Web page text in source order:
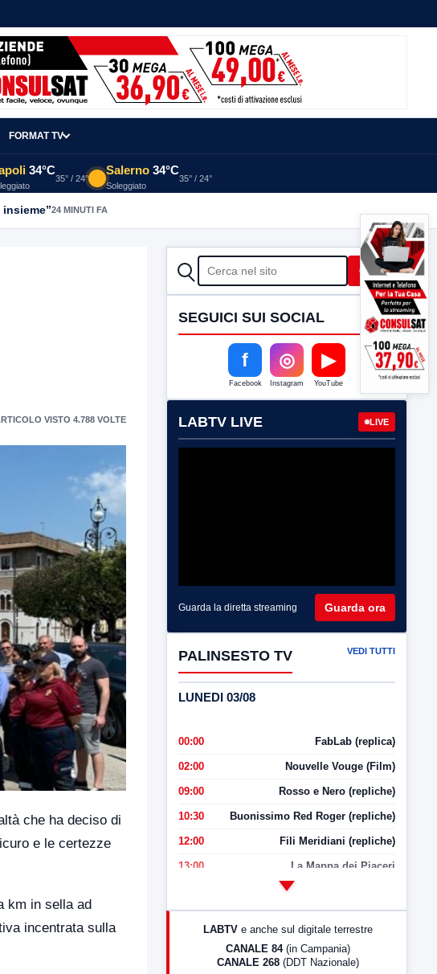
FORMAT TV
34°C
35° / 24°
Salerno 34°C
Soleggiato
35° / 24°
24 MINUTI FA
VISTO 4.788 VOLTE
che ha deciso di
e le certezze
km in sella ad
incentrata sulla
CERCA Cerca
SEGUICI SUI SOCIAL
f
Facebook
◎
Instagram
▶
YouTube
LABTV LIVE LIVE
Guarda la diretta streaming Guarda ora
PALINSESTO TV VEDI TUTTI
LUNEDI 03/08
00:00 FabLab (replica)
02:00 Nouvelle Vouge (Film)
09:00 Rosso e Nero (repliche)
10:30 Buonissimo Red Roger (repliche)
12:00 Fili Meridiani (repliche)
13:00 La Mappa dei Piaceri
LabNews (Diretta)
LABTV e anche sul digitale terrestre
CANALE 84 (in Campania)
CANALE 268 (DDT Nazionale)